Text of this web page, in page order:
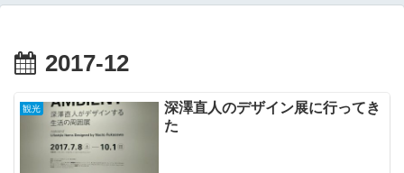
2017-12
観光
深澤直人のデザイン展に行ってき
た